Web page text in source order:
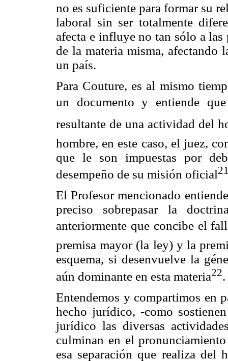
no es suficiente para formar su
laboral sin ser totalmente
afecta e influye no tan sólo a
de la materia misma,
un país.
Para Couture, es al mismo
un documento y entiende
resultante de una actividad del
hombre, en este caso, el juez,
que le son impuestas por
desempeño de su misión oficial
El Profesor mencionado
preciso sobrepasar la
anteriormente que concibe el
premisa mayor (la ley) y la
esquema, si desenvuelve la
aún dominante en esta materia22.
Entendemos y compartimos en
hecho jurídico, -como
jurídico las diversas
culminan en el
esa separación que realiza